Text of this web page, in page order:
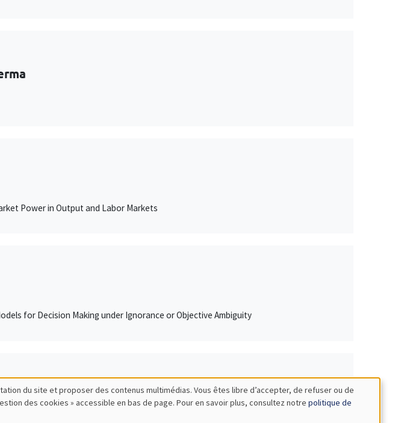
Power in Output and Labor Markets
for Decision Making under Ignorance or Objective Ambiguity
du site et proposer des contenus multimédias. Vous êtes libre d’accepter, de refuser ou de
des cookies » accessible en bas de page. Pour en savoir plus, consultez notre politique de